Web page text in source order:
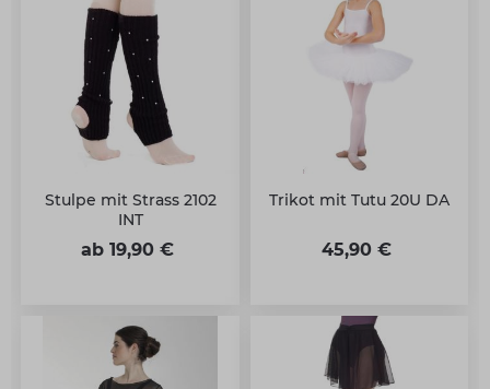
Stulpe mit Strass 2102
INT
ab 19,90 €
Trikot mit Tutu 20U DA
45,90 €